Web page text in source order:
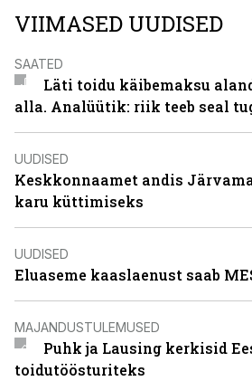
VIIMASED UUDISED
SAATED
Läti toidu käibemaksu
alla. Analüütik: riik teeb seal
UUDISED
Keskkonnaamet andis
karu küttimiseks
UUDISED
Eluaseme kaaslaenust saab
MAJANDUSTULEMUSED
Puhk ja Lausing kerkisid
toidutöösturiteks